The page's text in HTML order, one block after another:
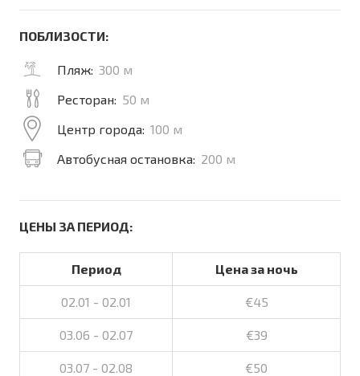
ПОБЛИЗОСТИ:
Пляж: 300 м
Ресторан: 50 м
Центр города: 100 м
Автобусная остановка: 200 м
ЦЕНЫ ЗА ПЕРИОД:
Период Цена за ночь
02.01 - 02.01 €45
03.06 - 02.07 €39
03.07 - 02.08 €50